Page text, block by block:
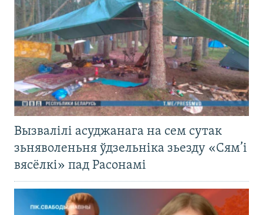
Вызвалілі асуджанага на сем сутак
зьняволеньня ўдзельніка зьезду «Сям’і
вясёлкі» пад Расонамі